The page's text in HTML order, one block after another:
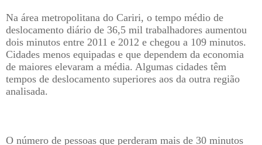
Na área metropolitana do Cariri, o tempo médio de
deslocamento diário de 36,5 mil trabalhadores aumentou
dois minutos entre 2011 e 2012 e chegou a 109 minutos.
Cidades menos equipadas e que dependem da economia
de maiores elevaram a média. Algumas cidades têm
tempos de deslocamento superiores aos da outra região
analisada.
O número de pessoas que perderam mais de 30 minutos